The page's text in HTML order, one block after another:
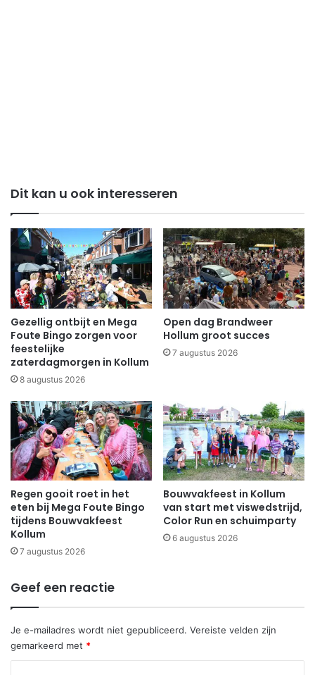
Dit kan u ook interesseren
Gezellig ontbijt en Mega
Foute Bingo zorgen voor
feestelijke
zaterdagmorgen in Kollum
8 augustus 2026
Open dag Brandweer
Hollum groot succes
7 augustus 2026
Regen gooit roet in het
eten bij Mega Foute Bingo
tijdens Bouwvakfeest
Kollum
7 augustus 2026
Bouwvakfeest in Kollum
van start met viswedstrijd,
Color Run en schuimparty
6 augustus 2026
Geef een reactie
Je e-mailadres wordt niet gepubliceerd. Vereiste velden zijn
gemarkeerd met *